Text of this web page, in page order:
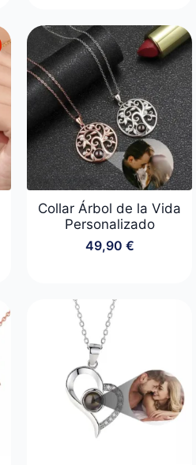
Collar Árbol de la Vida
Personalizado
49,90 €